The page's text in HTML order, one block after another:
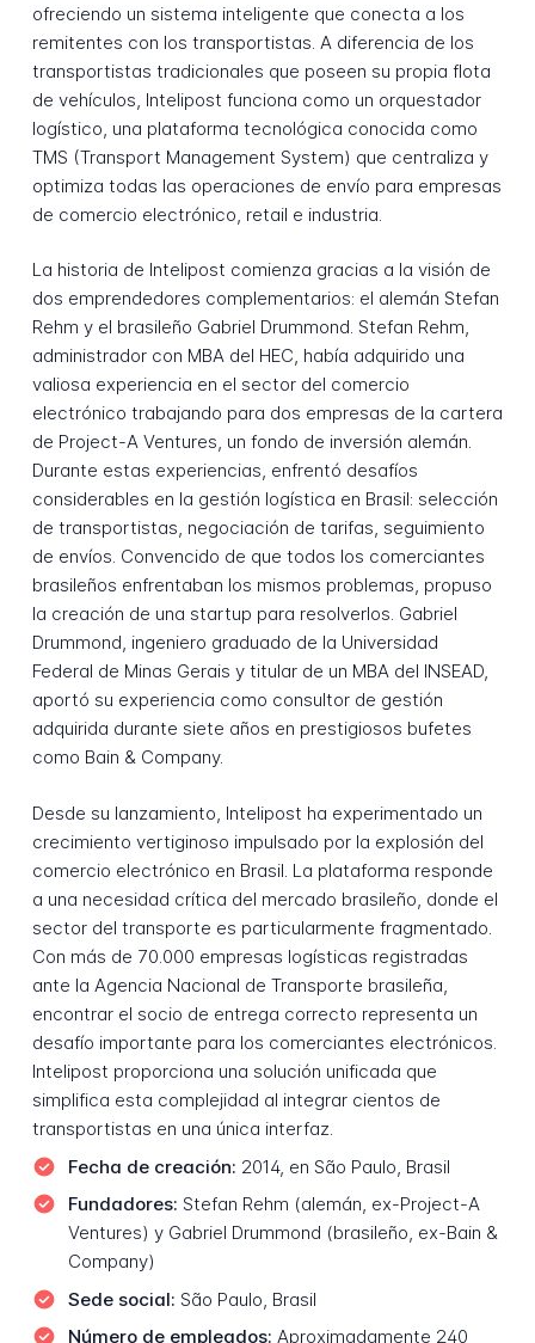
ofreciendo un sistema inteligente que conecta a los
remitentes con los transportistas. A diferencia de los
transportistas tradicionales que poseen su propia flota
de vehículos, Intelipost funciona como un orquestador
logístico, una plataforma tecnológica conocida como
TMS (Transport Management System) que centraliza y
optimiza todas las operaciones de envío para empresas
de comercio electrónico, retail e industria.
La historia de Intelipost comienza gracias a la visión de
dos emprendedores complementarios: el alemán Stefan
Rehm y el brasileño Gabriel Drummond. Stefan Rehm,
administrador con MBA del HEC, había adquirido una
valiosa experiencia en el sector del comercio
electrónico trabajando para dos empresas de la cartera
de Project-A Ventures, un fondo de inversión alemán.
Durante estas experiencias, enfrentó desafíos
considerables en la gestión logística en Brasil: selección
de transportistas, negociación de tarifas, seguimiento
de envíos. Convencido de que todos los comerciantes
brasileños enfrentaban los mismos problemas, propuso
la creación de una startup para resolverlos. Gabriel
Drummond, ingeniero graduado de la Universidad
Federal de Minas Gerais y titular de un MBA del INSEAD,
aportó su experiencia como consultor de gestión
adquirida durante siete años en prestigiosos bufetes
como Bain & Company.
Desde su lanzamiento, Intelipost ha experimentado un
crecimiento vertiginoso impulsado por la explosión del
comercio electrónico en Brasil. La plataforma responde
a una necesidad crítica del mercado brasileño, donde el
sector del transporte es particularmente fragmentado.
Con más de 70.000 empresas logísticas registradas
ante la Agencia Nacional de Transporte brasileña,
encontrar el socio de entrega correcto representa un
desafío importante para los comerciantes electrónicos.
Intelipost proporciona una solución unificada que
simplifica esta complejidad al integrar cientos de
transportistas en una única interfaz.
Fecha de creación: 2014, en São Paulo, Brasil
Fundadores: Stefan Rehm (alemán, ex-Project-A
Ventures) y Gabriel Drummond (brasileño, ex-Bain &
Company)
Sede social: São Paulo, Brasil
Número de empleados: Aproximadamente 240